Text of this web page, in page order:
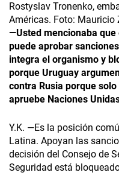
Rostyslav Tronenko,
Américas. Foto: Mauricio
—Usted mencionaba que
puede aprobar
integra el organismo y
porque Uruguay
contra Rusia porque
apruebe Naciones
Y.K. —Es la posición
Latina. Apoyan las
decisión del Consejo de
Seguridad está